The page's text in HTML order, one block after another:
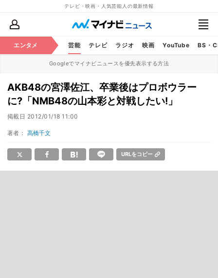
テレビ・映画・人気芸能人の最新情報
エンタメ 芸能 テレビ ラジオ 映画 YouTube BS・
Googleでマイナビニュースを優先表示する方法
AKB48の宮澤佐江、卒業後はプロボウラー
に?「NMB48の山本彩と対戦したい!」
掲載日 2012/01/18 11:00
著者： 高橋千文
URLをコピー